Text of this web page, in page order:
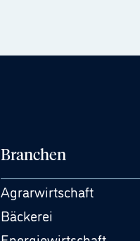
Branchen
Agrarwirtschaft
Bäckerei